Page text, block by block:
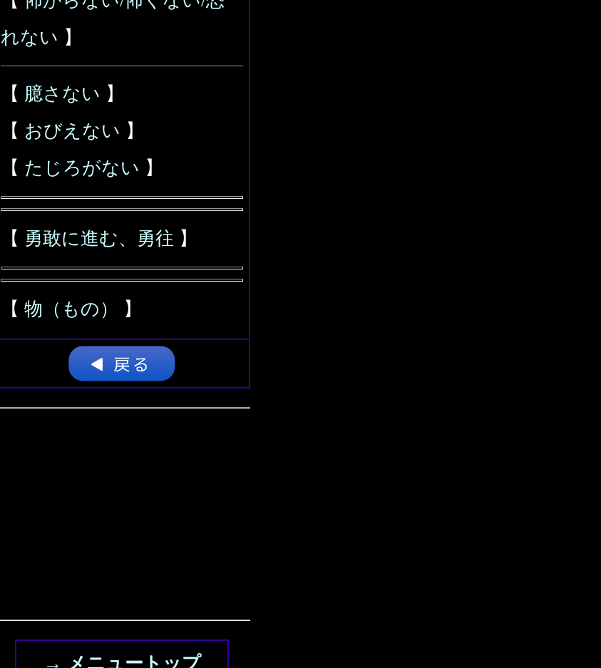
れない 】
【 臆さない 】
【 おびえない 】
【 たじろがない 】
【 勇敢に進む、勇往 】
【 物（もの） 】
→ メニュートップ